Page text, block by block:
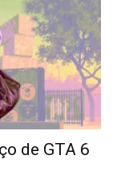
de GTA 6